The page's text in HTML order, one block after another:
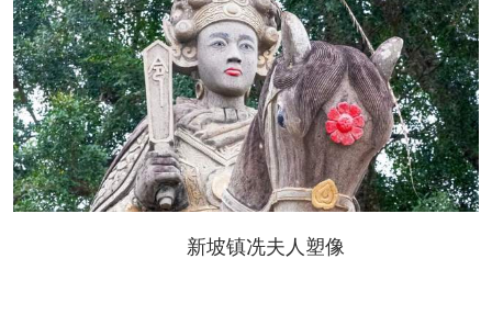
新坡镇冼夫人塑像